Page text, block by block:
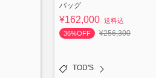
バッグ
¥162,000 送料込
36%OFF
¥256,300
TOD'S